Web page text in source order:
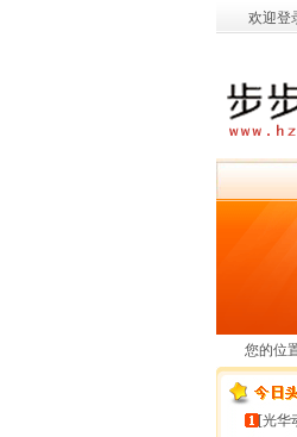
欢迎登
您的位
[光华